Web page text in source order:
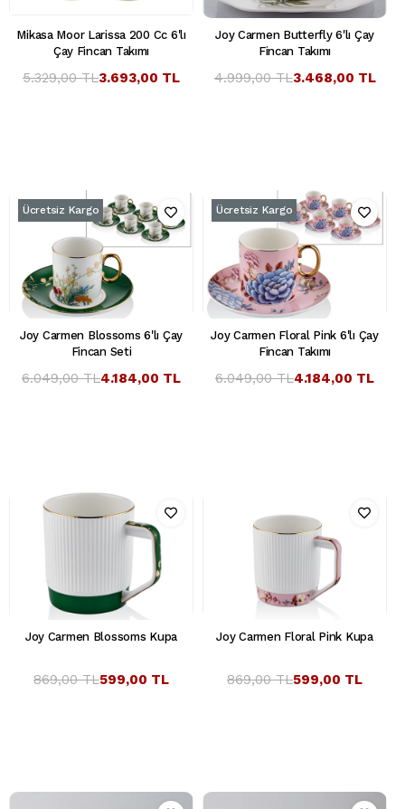
Mikasa Moor Larissa 200 Cc 6'lı
Çay Fincan Takımı
3.693,00 TL
5.329,00 TL
Joy Carmen Butterfly 6'lı Çay
Fincan Takımı
3.468,00 TL
4.999,00 TL
Joy Carmen Blossoms 6'lı Çay
Fincan Seti
4.184,00 TL
6.049,00 TL
Ücretsiz Kargo
Joy Carmen Floral Pink 6'lı Çay
Fincan Takımı
4.184,00 TL
6.049,00 TL
Ücretsiz Kargo
Joy Carmen Blossoms Kupa
599,00 TL
869,00 TL
Joy Carmen Floral Pink Kupa
599,00 TL
869,00 TL